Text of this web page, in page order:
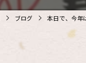
ブログ 本日で、今年